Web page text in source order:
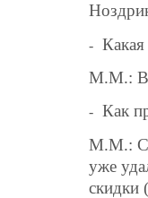
-
М.М.:
- Как
М.М.:
уже
скидки